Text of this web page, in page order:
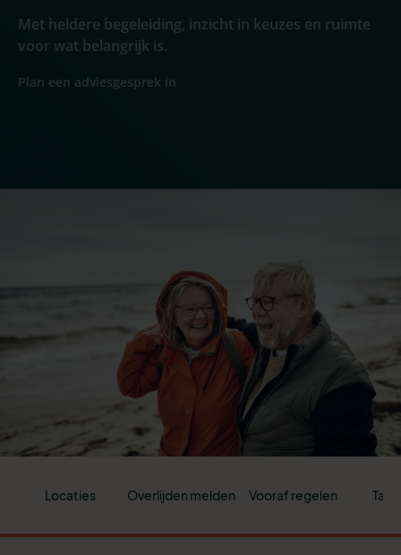
Met heldere begeleiding, inzicht in keuzes en ruimte
voor wat belangrijk is.
Plan een adviesgesprek in
Locaties Overlijden melden Vooraf regelen